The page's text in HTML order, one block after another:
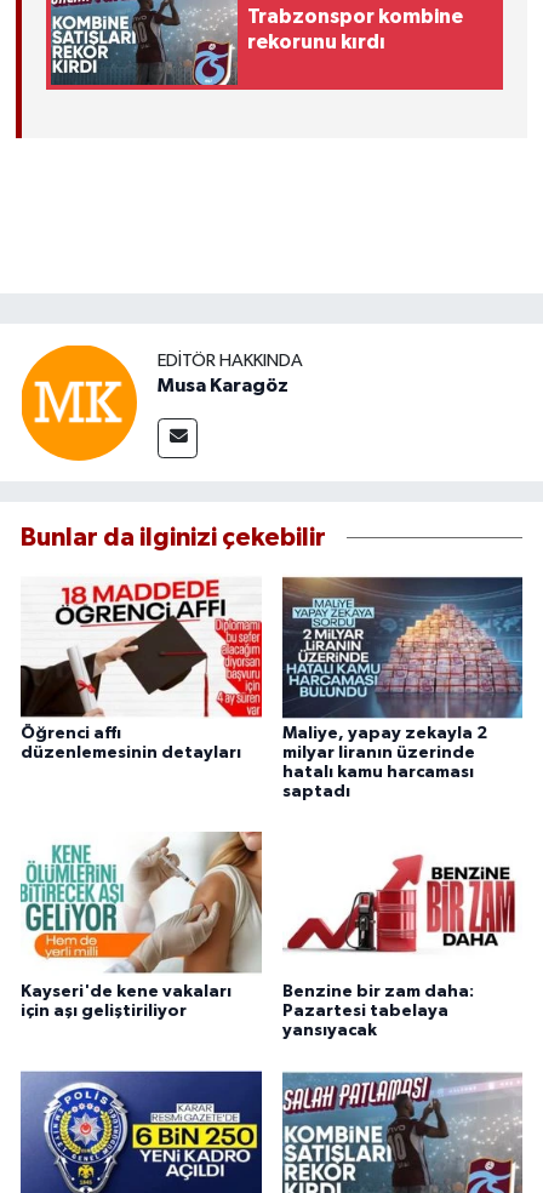
Trabzonspor kombine
rekorunu kırdı
EDITÖR HAKKINDA
Musa Karagöz
Bunlar da ilginizi çekebilir
Öğrenci affı
düzenlemesinin detayları
Maliye, yapay zekayla 2
milyar liranın üzerinde
hatalı kamu harcaması
saptadı
Kayseri'de kene vakaları
için aşı geliştiriliyor
Benzine bir zam daha:
Pazartesi tabelaya
yansıyacak